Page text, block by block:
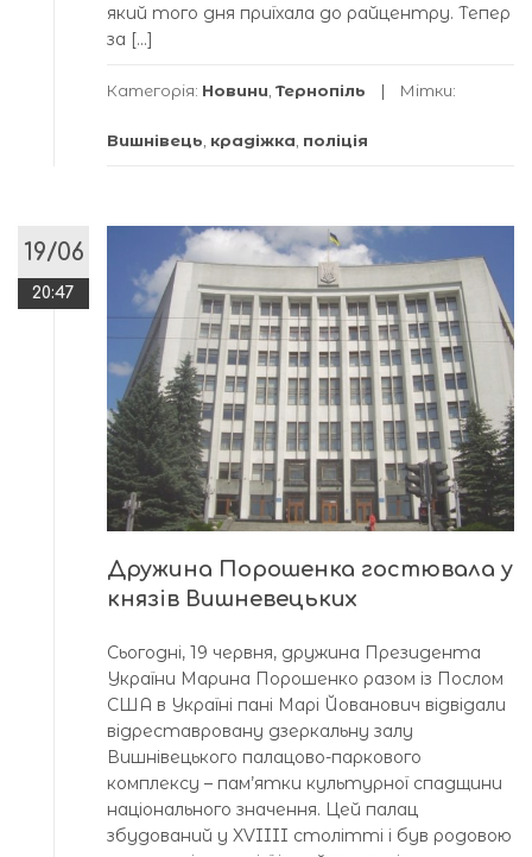
який того дня приїхала до райцентру. Тепер
за […]
Категорія: Новини, Тернопіль Мітки:
Вишнівець, крадіжка, поліція
19/06
20:47
Дружина Порошенка гостювала у
князів Вишневецьких
Сьогодні, 19 червня, дружина Президента
України Марина Порошенко разом із Послом
США в Україні пані Марі Йованович відвідали
відреставровану дзеркальну залу
Вишнівецького палацово-паркового
комплексу – пам’ятки культурної спадщини
національного значення. Цей палац
збудований у XVIIII столітті і був родовою